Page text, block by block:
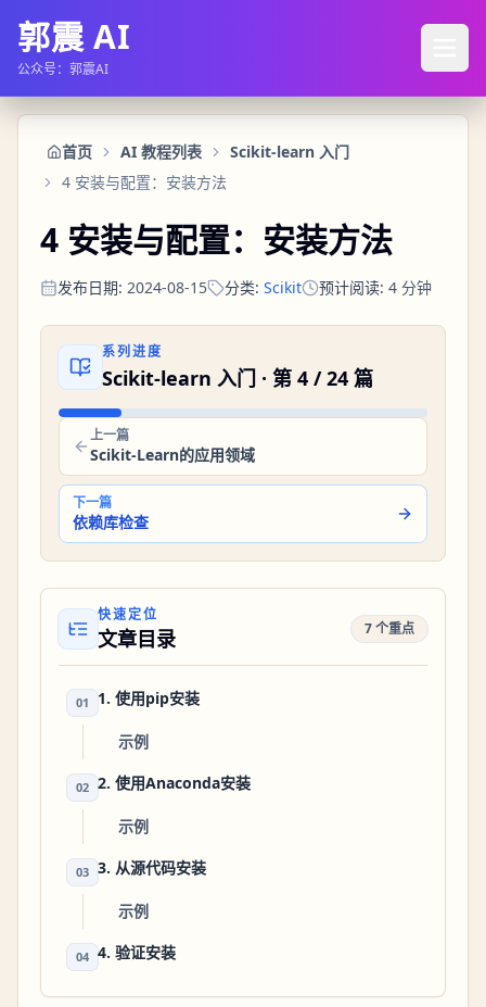
郭震 AI
公众号：郭震AI
首页 AI 教程列表
Scikit-learn 入门
4 安装与配置：安装方法
4 安装与配置：安装方法
发布日期: 2024-08-15 分类: Scikit 预计阅读: 4 分钟
系列进度
Scikit-learn 入门 · 第 4 /24 篇
上一篇
Scikit-Learn的应用领域
下一篇
依赖库检查
快速定位
文章目录 7 个重点
01 1. 使用pip安装
示例
02 2. 使用Anaconda安装
示例
03 3. 从源代码安装
示例
04 4. 验证安装